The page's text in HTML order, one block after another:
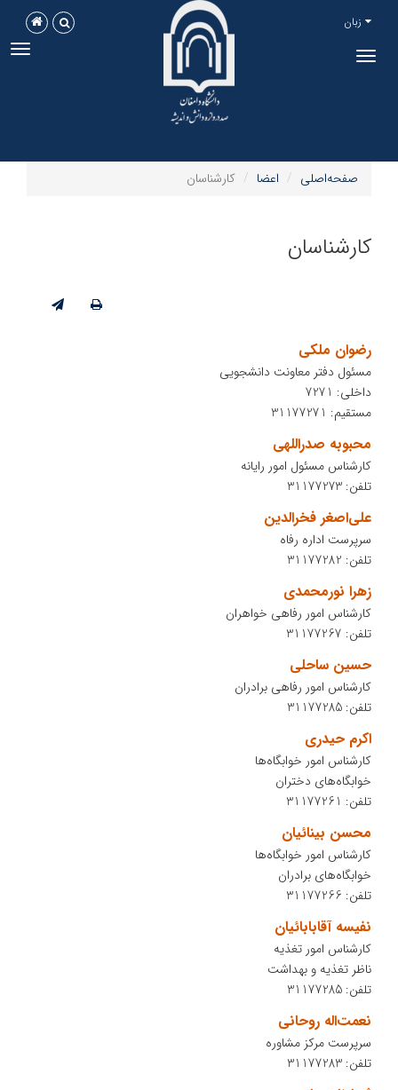
Toggle
زبان
صفحه‌اصلی اعضا کارشناسان
کارشناسان
رضوان ملکی
مسئول دفتر معاونت دانشجویی
داخلی: 7271
مستقیم: 31177271
محبوبه صدراللهی
کارشناس مسئول امور رایانه
تلفن: 31177273
علی‌اصغر فخرالدین
سرپرست اداره رفاه
تلفن: 31177282
زهرا نورمحمدی
کارشناس امور رفاهی خواهران
تلفن: 31177267
حسین ساحلی
کارشناس امور رفاهی برادران
تلفن: 31177285
اکرم حیدری
کارشناس امور خوابگاه‌ها
خوابگاه‌های دختران
تلفن: 31177261
محسن بینائیان
کارشناس امور خوابگاه‌ها
خوابگاه‌های برادران
تلفن: 31177266
نفیسه آقابابائیان
کارشناس امور تغذیه
ناظر تغذیه و بهداشت
تلفن: 31177285
نعمت‌اله روحانی
سرپرست مرکز مشاوره
تلفن: 31177283